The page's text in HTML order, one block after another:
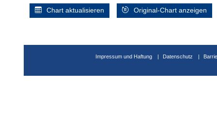
Chart aktualisieren Original-Chart anzeigen
Impressum und Haftung Datenschutz